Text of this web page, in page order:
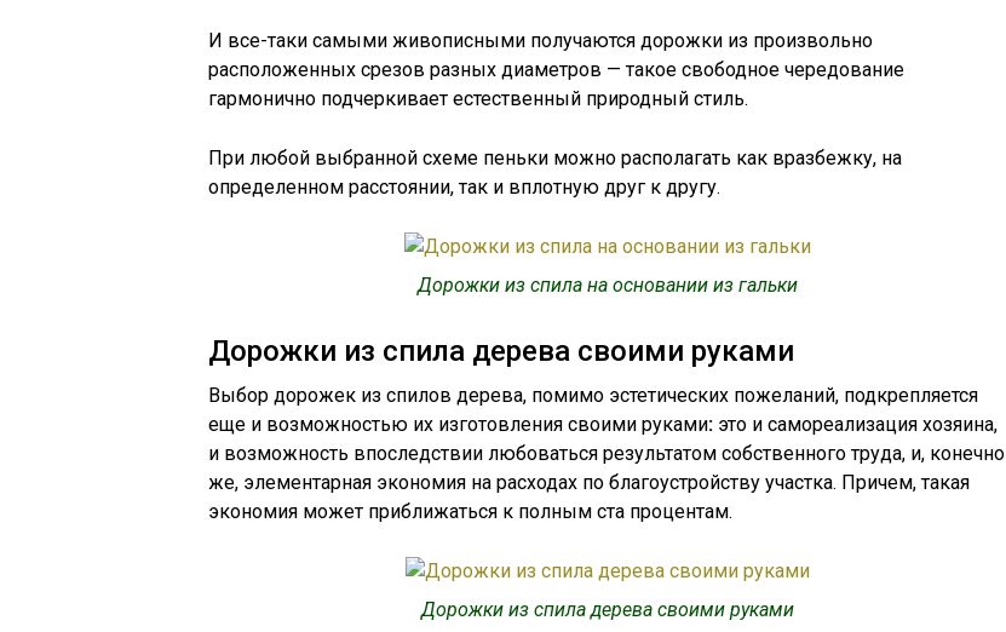
И все-таки самыми живописными получаются дорожки из произвольно
расположенных срезов разных диаметров — такое свободное чередование
гармонично подчеркивает естественный природный стиль.
При любой выбранной схеме пеньки можно располагать как вразбежку, на
определенном расстоянии, так и вплотную друг к другу.
Дорожки из спила на основании из гальки
Дорожки из спила дерева своими руками
Выбор дорожек из спилов дерева, помимо эстетических пожеланий, подкрепляется
еще и возможностью их изготовления своими руками: это и самореализация хозяина,
и возможность впоследствии любоваться результатом собственного труда, и, конечно
же, элементарная экономия на расходах по благоустройству участка. Причем, такая
экономия может приближаться к полным ста процентам.
Дорожки из спила дерева своими руками